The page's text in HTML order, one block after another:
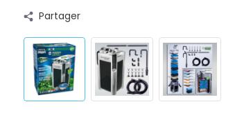
Partager